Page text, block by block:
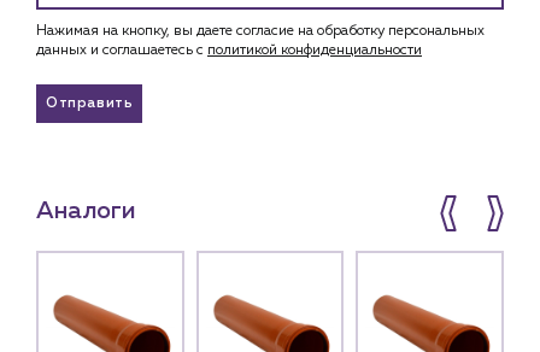
Нажимая на кнопку, вы даете согласие на обработку персональных
данных и соглашаетесь c политикой конфиденциальности
Отправить
Аналоги